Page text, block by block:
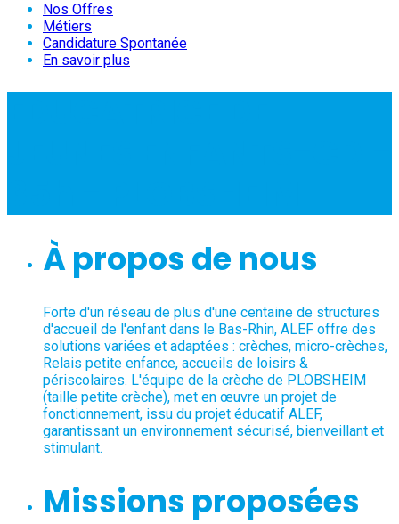
Nos Offres
Métiers
Candidature Spontanée
En savoir plus
À propos de nous
Forte d'un réseau de plus d'une centaine de structures
d'accueil de l'enfant dans le Bas-Rhin, ALEF offre des
solutions variées et adaptées : crèches, micro-crèches,
Relais petite enfance, accueils de loisirs &
périscolaires. L'équipe de la crèche de PLOBSHEIM
(taille petite crèche), met en œuvre un projet de
fonctionnement, issu du projet éducatif ALEF,
garantissant un environnement sécurisé, bienveillant et
stimulant.
Missions proposées